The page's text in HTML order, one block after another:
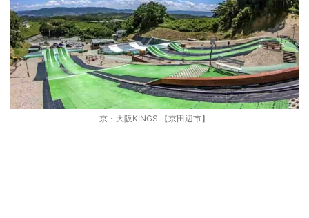
京・大阪KINGS 【京田辺市】